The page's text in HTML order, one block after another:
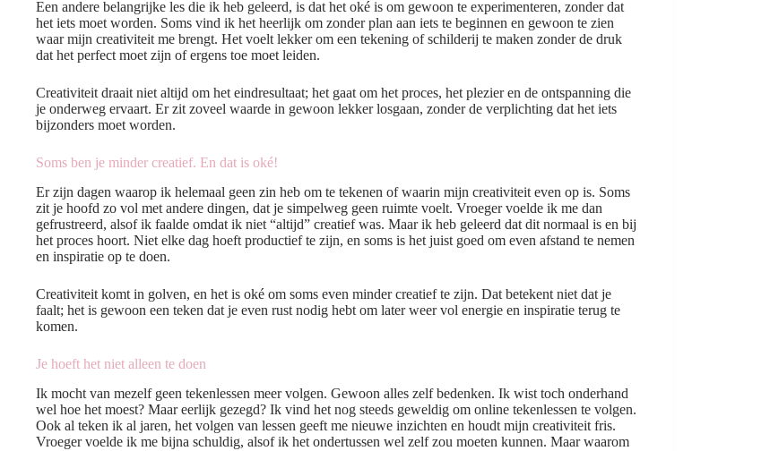
Een andere belangrijke les die ik heb geleerd, is dat het oké is om gewoon te experimenteren, zonder dat
het iets moet worden. Soms vind ik het heerlijk om zonder plan aan iets te beginnen en gewoon te zien
waar mijn creativiteit me brengt. Het voelt lekker om een tekening of schilderij te maken zonder de druk
dat het perfect moet zijn of ergens toe moet leiden.
Creativiteit draait niet altijd om het eindresultaat; het gaat om het proces, het plezier en de ontspanning die
je onderweg ervaart. Er zit zoveel waarde in gewoon lekker losgaan, zonder de verplichting dat het iets
bijzonders moet worden.
Soms ben je minder creatief. En dat is oké!
Er zijn dagen waarop ik helemaal geen zin heb om te tekenen of waarin mijn creativiteit even op is. Soms
zit je hoofd zo vol met andere dingen, dat je simpelweg geen ruimte voelt. Vroeger voelde ik me dan
gefrustreerd, alsof ik faalde omdat ik niet “altijd” creatief was. Maar ik heb geleerd dat dit normaal is en bij
het proces hoort. Niet elke dag hoeft productief te zijn, en soms is het juist goed om even afstand te nemen
en inspiratie op te doen.
Creativiteit komt in golven, en het is oké om soms even minder creatief te zijn. Dat betekent niet dat je
faalt; het is gewoon een teken dat je even rust nodig hebt om later weer vol energie en inspiratie terug te
komen.
Je hoeft het niet alleen te doen
Ik mocht van mezelf geen tekenlessen meer volgen. Gewoon alles zelf bedenken. Ik wist toch onderhand
wel hoe het moest? Maar eerlijk gezegd? Ik vind het nog steeds geweldig om online tekenlessen te volgen.
Ook al teken ik al jaren, het volgen van lessen geeft me nieuwe inzichten en houdt mijn creativiteit fris.
Vroeger voelde ik me bijna schuldig, alsof ik het ondertussen wel zelf zou moeten kunnen. Maar waarom